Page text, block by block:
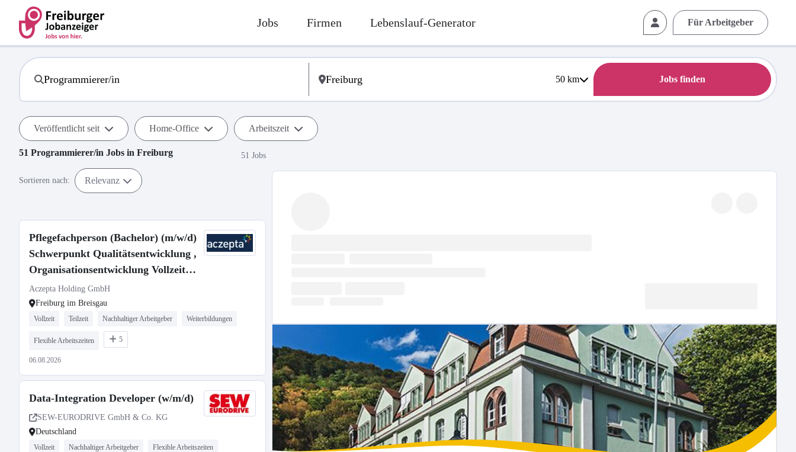
Jobs Firmen Lebenslauf-Generator Für Arbeitgeber
50km Jobs finden
Veröffentlicht seit Home-Office Arbeitszeit
51 Programmierer/in Jobs in Freiburg 51 Jobs
Sortieren nach: Relevanz
Pflegefachperson (Bachelor) (m/w/d)
Schwerpunkt Qualitätsentwicklung ,
Organisationsentwicklung Vollzeit /
Teilzeit
Aczepta Holding GmbH
Freiburg im Breisgau
Vollzeit Teilzeit Nachhaltiger Arbeitgeber Weiterbildungen
Flexible Arbeitszeiten 5
06.08.2026
Data-Integration Developer (w/m/d)
SEW-EURODRIVE GmbH & Co. KG
Deutschland
Vollzeit Nachhaltiger Arbeitgeber Flexible Arbeitszeiten